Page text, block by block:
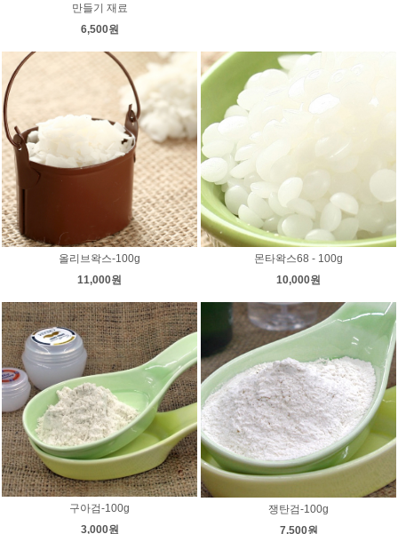
만들기 재료
6,500원
올리브왁스-100g
11,000원
몬타왁스68 - 100g
10,000원
구아검-100g
3,000원
쟁탄검-100g
7,500원